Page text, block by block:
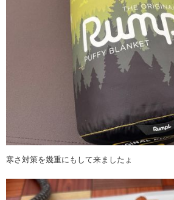
寒さ対策を幾重にもして来ましたょ